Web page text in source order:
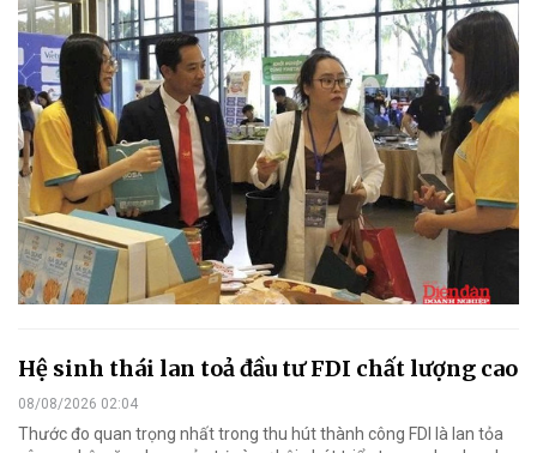
Hệ sinh thái lan toả đầu tư FDI chất lượng cao
08/08/2026 02:04
Thước đo quan trọng nhất trong thu hút thành công FDI là lan tỏa